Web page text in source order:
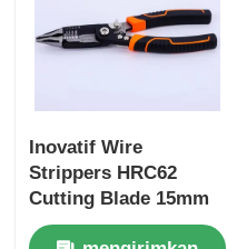
Pisau multi-fungsi
Gunting kombinasi
Stripper serat optik
Inovatif Wire
Strippers HRC62
Cutting Blade 15mm
Kapasitas Kabel